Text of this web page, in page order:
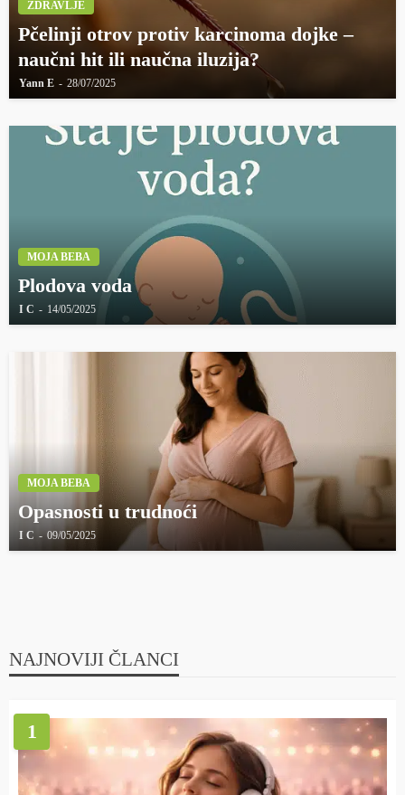
ZDRAVLJE
Pčelinji otrov protiv karcinoma dojke –
naučni hit ili naučna iluzija?
Yann E 28/07/2025
MOJA BEBA
Plodova voda
I C 14/05/2025
MOJA BEBA
Opasnosti u trudnoći
I C 09/05/2025
NAJNOVIJI ČLANCI
1